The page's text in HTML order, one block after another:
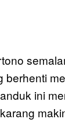
berhenti
ini